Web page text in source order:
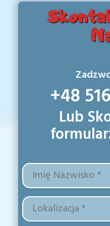
+48
Lub